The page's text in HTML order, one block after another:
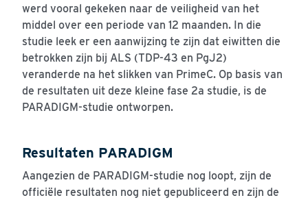
werd vooral gekeken naar de veiligheid van het
middel over een periode van 12 maanden. In die
studie leek er een aanwijzing te zijn dat eiwitten die
betrokken zijn bij ALS (TDP-43 en PgJ2)
veranderde na het slikken van PrimeC. Op basis van
de resultaten uit deze kleine fase 2a studie, is de
PARADIGM-studie ontworpen.
Resultaten PARADIGM
Aangezien de PARADIGM-studie nog loopt, zijn de
officiële resultaten nog niet gepubliceerd en zijn de